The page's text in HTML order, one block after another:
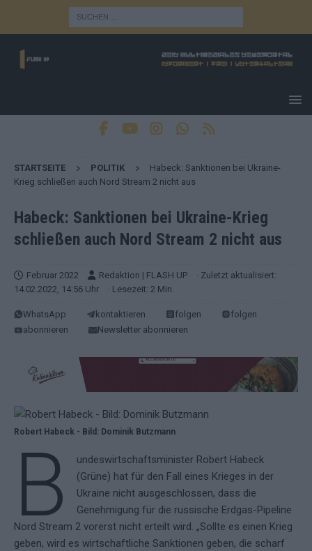
STARTSEITE POLITIK
Habeck: Sanktionen bei Ukraine-
Krieg schließen auch Nord Stream 2 nicht aus
Habeck: Sanktionen bei Ukraine-Krieg
schließen auch Nord Stream 2 nicht aus
Februar 2022 Redaktion | FLASH UP
· Zuletzt aktualisiert:
14.02.2022, 14:56 Uhr
· Lesezeit: 2 Min.
WhatsApp kontaktieren folgen
folgen
abonnieren
Newsletter abonnieren
Robert Habeck - Bild: Dominik Butzmann
B
undeswirtschaftsminister Robert Habeck
(Grüne) hat für den Fall eines Krieges in der
Ukraine nicht ausgeschlossen, dass die
Genehmigung für die russische Erdgas-Pipeline
Nord Stream 2 vorerst nicht erteilt wird. „Sollte es einen Krieg
geben, wird es wirtschaftliche Sanktionen geben, die scharf